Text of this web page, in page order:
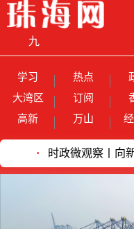
九
智
算
电子报
学习 热点
大湾区
订阅
高新
万山
时政微观察丨向新向优向